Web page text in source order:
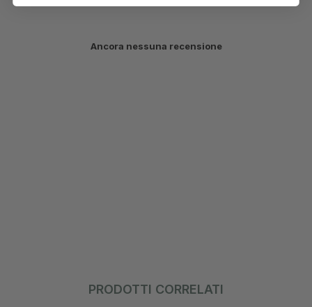
Ancora nessuna recensione
PRODOTTI CORRELATI